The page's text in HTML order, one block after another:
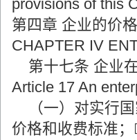
provisions of this
第四章 企业的价
CHAPTER IV
第十七条 企业
Article 17 An
（一）对实行国
价格和收费标准